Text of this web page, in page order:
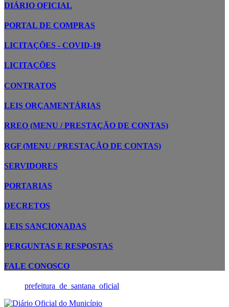
DIÁRIO OFICIAL
PORTAL DE COMPRAS
LICITAÇÕES - COVID-19
LICITAÇÕES
CONTRATOS
LEIS ORÇAMENTÁRIAS
RREO (MENU / PRESTAÇÃO DE CONTAS)
RGF (MENU / PRESTAÇÃO DE CONTAS)
SERVIDORES
PORTARIAS
DECRETOS
LEIS SANCIONADAS
PERGUNTAS E RESPOSTAS
FALE CONOSCO
prefeitura_de_santana_oficial